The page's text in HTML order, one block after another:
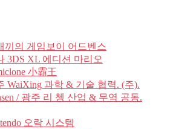
끼의 게임보이 어드벤스
3DS XL 에디션 마리오
小霸王
WaiXing 과학 & 기술 협력. (주).
/ 광주 리 쳉 산업 & 무역 공동.
오락 시스템